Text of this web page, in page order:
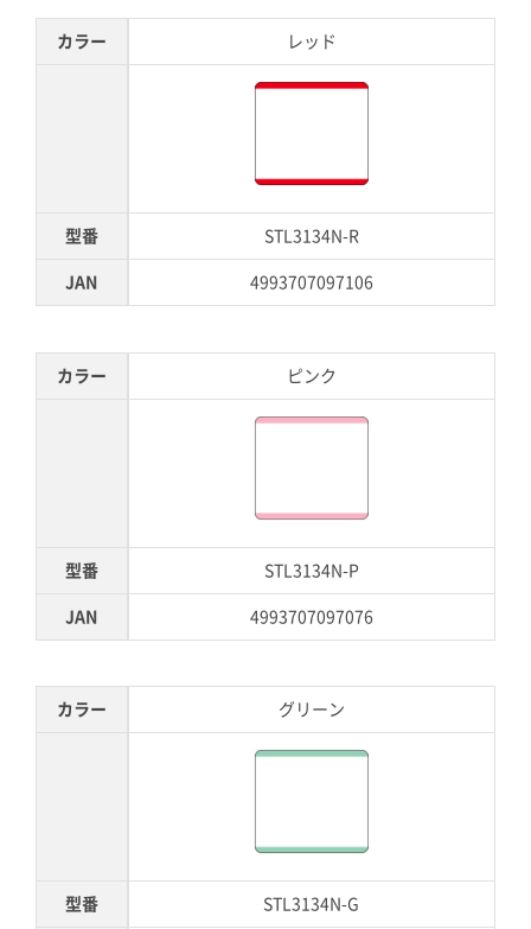
カラー
型番
JAN
レッド
STL3134N-R
4993707097106
カラー
型番
JAN
ピンク
STL3134N-P
4993707097076
カラー
型番
グリーン
STL3134N-G